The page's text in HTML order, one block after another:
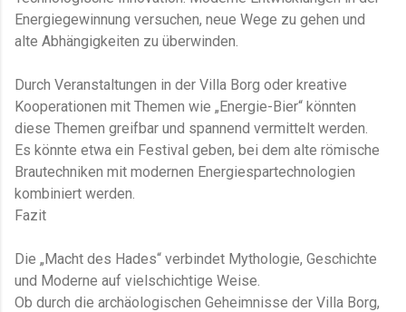
Energiegewinnung versuchen, neue Wege zu gehen und
alte Abhängigkeiten zu überwinden.
Durch Veranstaltungen in der Villa Borg oder kreative
Kooperationen mit Themen wie „Energie-Bier“ könnten
diese Themen greifbar und spannend vermittelt werden.
Es könnte etwa ein Festival geben, bei dem alte römische
Brautechniken mit modernen Energiespartechnologien
kombiniert werden.
Fazit
Die „Macht des Hades“ verbindet Mythologie, Geschichte
und Moderne auf vielschichtige Weise.
Ob durch die archäologischen Geheimnisse der Villa Borg,